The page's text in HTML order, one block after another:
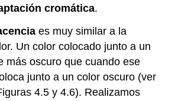
cromática.
es muy similar a la
Un color colocado junto a un
más oscuro que cuando ese
junto a un color oscuro (ver
4.5 y 4.6). Realizamos